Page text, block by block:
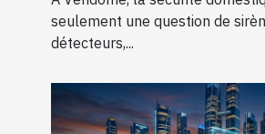
seulement une question de
détecteurs,...